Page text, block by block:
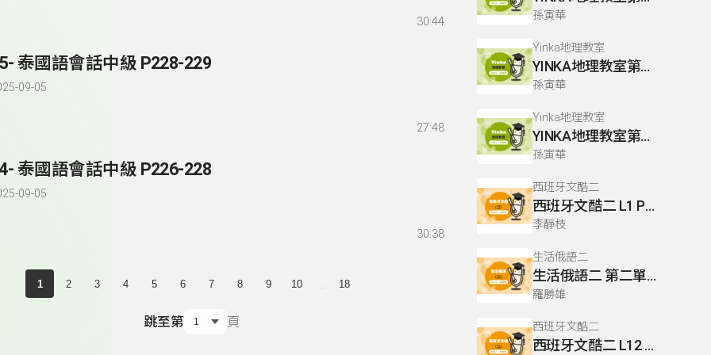
30:44
泰國語會話中級 P228-229
09-05
27:48
泰國語會話中級 P226-228
09-05
30:38
1 2 3 4 5 6 7 8 9 10 18
跳至第 頁
孫寅華
Yinka地理教室
YINKA地理教室第二冊 P4-6
孫寅華
Yinka地理教室
YINKA地理教室第四冊 P89-90
孫寅華
西班牙文酷二
西班牙文酷二 L1 P15
李靜枝
生活俄語二
生活俄語二 第二單元 L6 P99-100
羅勝雄
西班牙文酷二
西班牙文酷二 L12 P104.107